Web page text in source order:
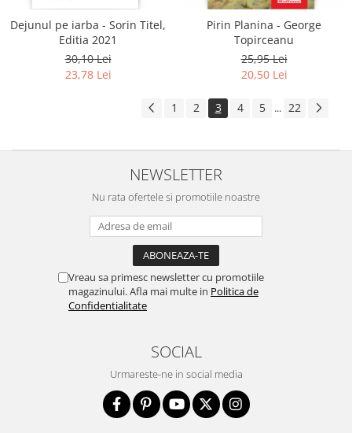
Dejunul pe iarba - Sorin Titel,
Editia 2021
30,10 Lei
23,78 Lei
Pirin Planina - George
Topirceanu
25,95 Lei
20,50 Lei
1 2 3 4 5 ... 22
NEWSLETTER
Nu rata ofertele si promotiile noastre
Vreau sa primesc newsletter cu promotiile
magazinului. Afla mai multe in Politica de
Confidentialitate
SOCIAL
Urmareste-ne in social media